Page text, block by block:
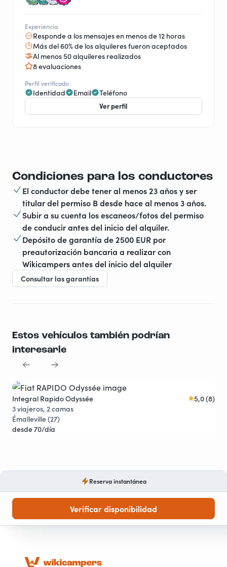
Experiencia
Responde a los mensajes en menos de 12 horas
Más del 60% de los alquileres fueron aceptados
Al menos 50 alquileres realizados
8 evaluaciones
Perfil verificado
Identidad Email Teléfono
Ver perfil
Condiciones para los conductores
El conductor debe tener al menos 23 años y ser
titular del permiso B desde hace al menos 3 años.
Subir a su cuenta los escaneos/fotos del permiso
de conducir antes del inicio del alquiler.
Depósito de garantía de 2500 EUR por
preautorización bancaria a realizar con
Wikicampers antes del inicio del alquiler
Consultar las garantías
Estos vehículos también podrían
interesarle
Joya viajera
Integral Rapido Odyssée
5,0 (8)
3 viajeros, 2 camas
Émalleville (27)
desde 70/día
Reserva instantánea
Verificar disponibilidad